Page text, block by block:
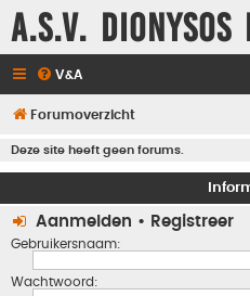
A.S.V. Dionysos
V&A
Forumoverzicht
Deze site heeft geen forums.
Aanmelden • Registreer
Gebruikersnaam:
Wachtwoord: